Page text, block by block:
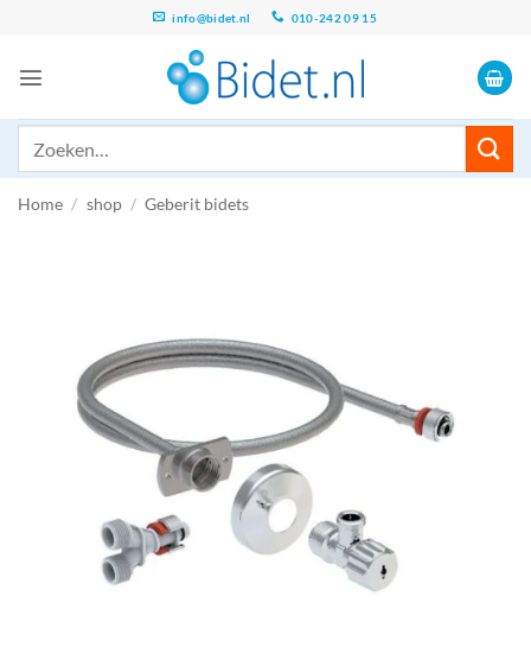
inhoud
info@bidet.nl 010-242 09 15
Home / shop / Geberit bidets